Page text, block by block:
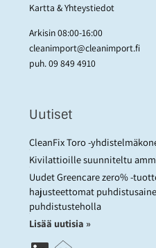
Kartta & Yhteystiedot
Arkisin 08:00-16:00
cleanimport@cleanimport.fi
puh.09 849 4910
Uutiset
CleanFix Toro -
Kivilattioille suunniteltu
Uudet Greencare zero% -
hajusteettomat
puhdistusteholla
Lisää uutisia »